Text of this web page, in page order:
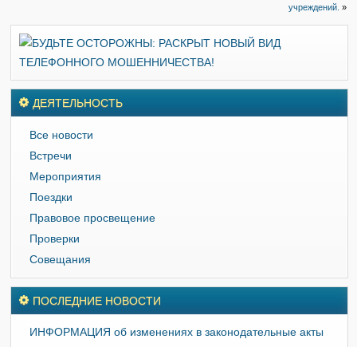
учреждений. »
ДЕЯТЕЛЬНОСТЬ
Все новости
Встречи
Мероприятия
Поездки
Правовое просвещение
Проверки
Совещания
ПОСЛЕДНИЕ НОВОСТИ
ИНФОРМАЦИЯ об изменениях в законодательные акты